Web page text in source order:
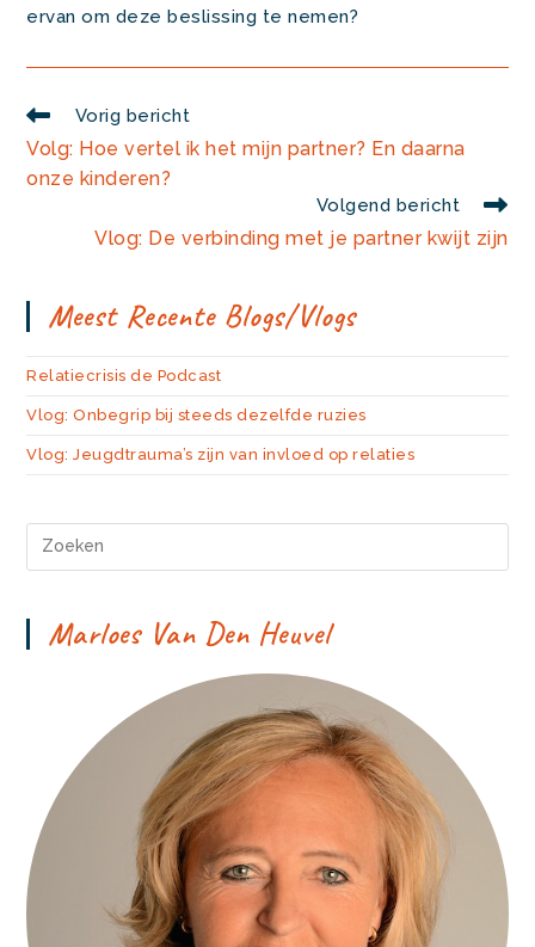
ervan om deze beslissing te nemen?
Lees
meer
artikelen
Vorig bericht
Volg: Hoe vertel ik het mijn partner? En daarna
onze kinderen?
Volgend bericht
Vlog: De verbinding met je partner kwijt zijn
Meest Recente Blogs/vlogs
Relatiecrisis de Podcast
Vlog: Onbegrip bij steeds dezelfde ruzies
Vlog: Jeugdtrauma’s zijn van invloed op relaties
Marloes Van Den Heuvel